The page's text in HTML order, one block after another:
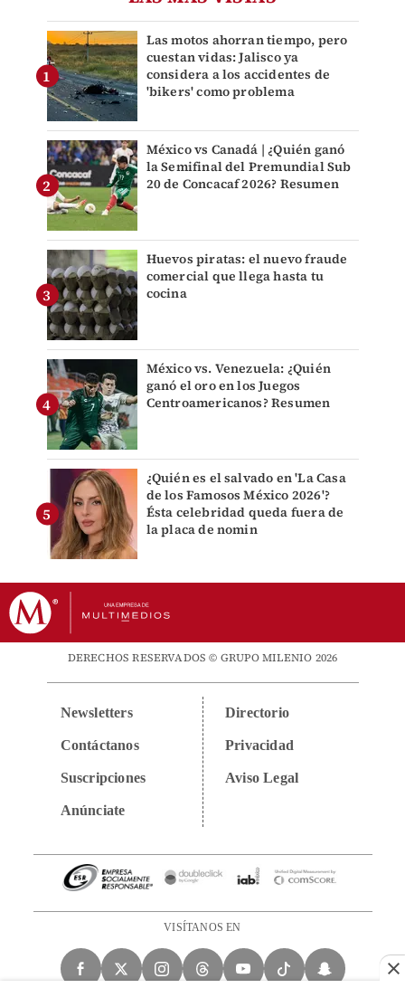
Las motos ahorran tiempo, pero
cuestan vidas: Jalisco ya
considera a los accidentes de
'bikers' como problema
México vs Canadá | ¿Quién ganó
la Semifinal del Premundial Sub
20 de Concacaf 2026? Resumen
Huevos piratas: el nuevo fraude
comercial que llega hasta tu
cocina
México vs. Venezuela: ¿Quién
ganó el oro en los Juegos
Centroamericanos? Resumen
¿Quién es el salvado en 'La Casa
de los Famosos México 2026'?
Ésta celebridad queda fuera de
la placa de nomin
DERECHOS RESERVADOS © GRUPO MILENIO 2026
Newsletters
Contáctanos
Suscripciones
Anúnciate
Directorio
Privacidad
Aviso Legal
VISÍTANOS EN